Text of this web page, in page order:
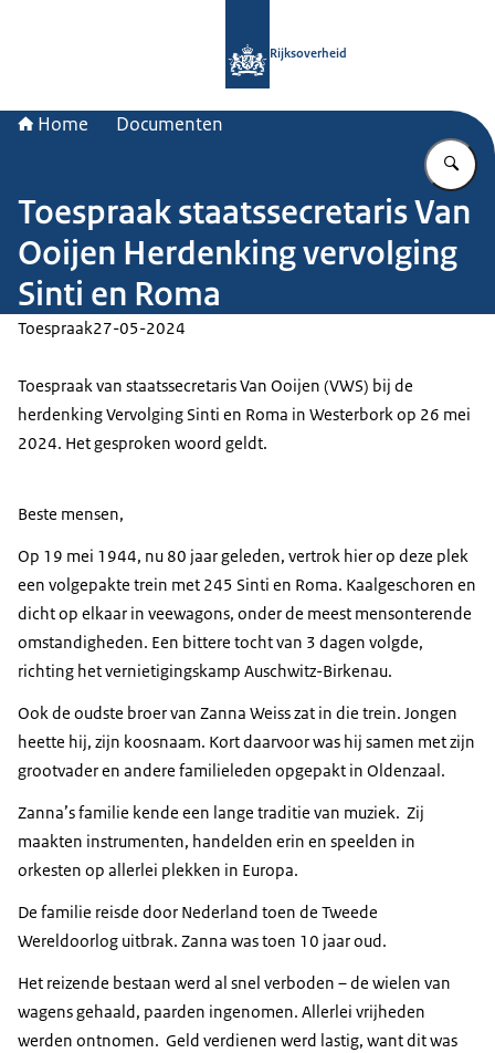
Rijksoverheid
Home Documenten
Toespraak staatssecretaris Van
Ooijen Herdenking vervolging
Sinti en Roma
Toespraak27-05-2024
Toespraak van staatssecretaris Van Ooijen (VWS) bij de
herdenking Vervolging Sinti en Roma in Westerbork op 26 mei
2024. Het gesproken woord geldt.
Beste mensen,
Op 19 mei 1944, nu 80 jaar geleden, vertrok hier op deze plek
een volgepakte trein met 245 Sinti en Roma. Kaalgeschoren en
dicht op elkaar in veewagons, onder de meest mensonterende
omstandigheden. Een bittere tocht van 3 dagen volgde,
richting het vernietigingskamp Auschwitz-Birkenau.
Ook de oudste broer van Zanna Weiss zat in die trein. Jongen
heette hij, zijn koosnaam. Kort daarvoor was hij samen met zijn
grootvader en andere familieleden opgepakt in Oldenzaal.
Zanna’s familie kende een lange traditie van muziek. Zij
maakten instrumenten, handelden erin en speelden in
orkesten op allerlei plekken in Europa.
De familie reisde door Nederland toen de Tweede
Wereldoorlog uitbrak. Zanna was toen 10 jaar oud.
Het reizende bestaan werd al snel verboden – de wielen van
wagens gehaald, paarden ingenomen. Allerlei vrijheden
werden ontnomen. Geld verdienen werd lastig, want dit was